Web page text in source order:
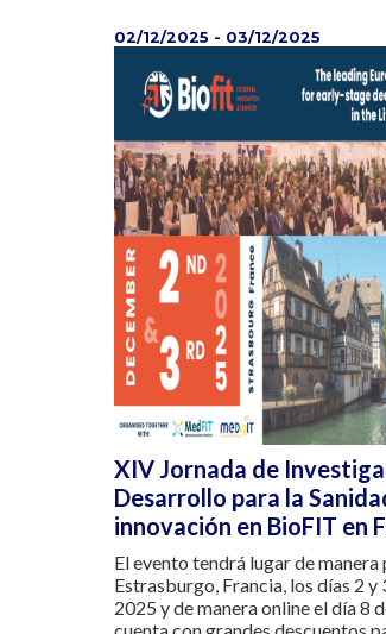
02/12/2025 - 03/12/2025
XIV Jornada de
Desarrollo para la
innovación en BioFIT en
El evento tendrá lugar de manera
Estrasburgo, Francia, los días 2
2025 y de manera online el día 8